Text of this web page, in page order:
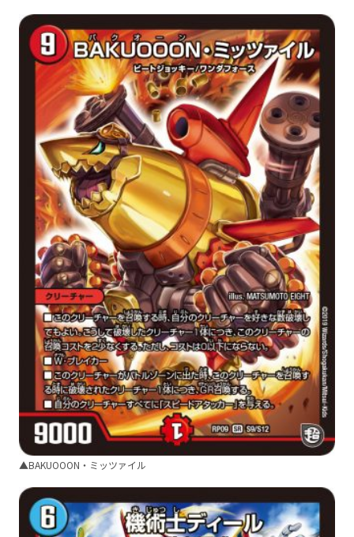
▲BAKUOOON・ミッツァイル